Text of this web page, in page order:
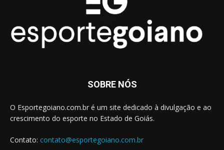
SOBRE NÓS
O Esportegoiano.com.br é um site dedicado à divulgação e ao
crescimento do esporte no Estado de Goiás.
Contato: contato@esportegoiano.com.br